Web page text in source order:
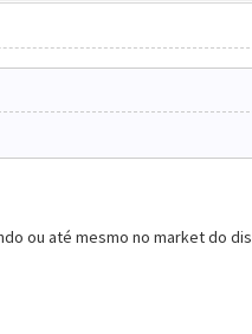
ou até mesmo no market do